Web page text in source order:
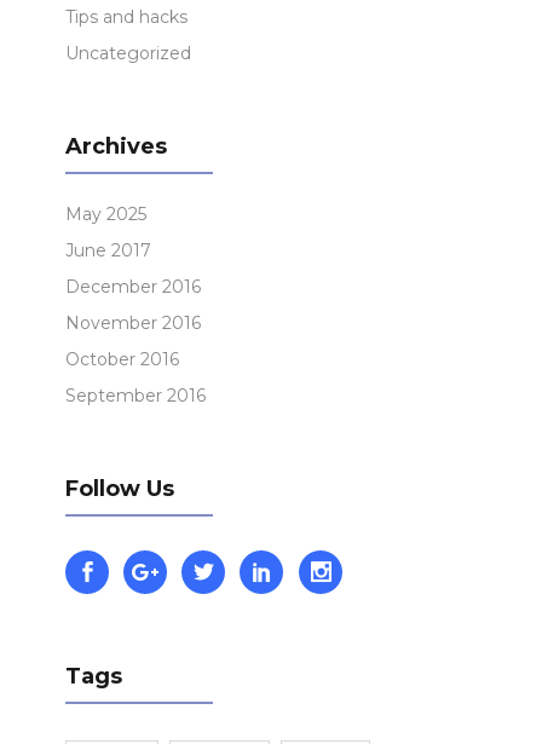
Tips and hacks
Uncategorized
Archives
May 2025
June 2017
December 2016
November 2016
October 2016
September 2016
Follow Us
Tags